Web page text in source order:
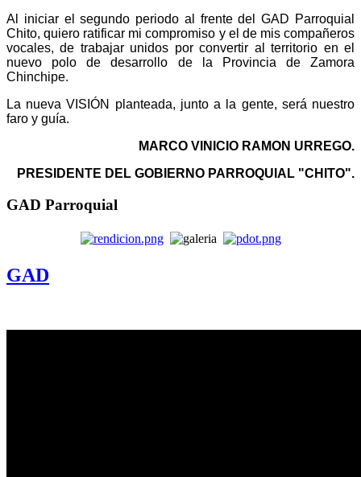
Al iniciar el segundo periodo al frente del GAD Parroquial
Chito, quiero ratificar mi compromiso y el de mis compañeros
vocales, de trabajar unidos por convertir al territorio en el
nuevo polo de desarrollo de la Provincia de Zamora
Chinchipe.
La nueva VISIÓN planteada, junto a la gente, será nuestro
faro y guía.
MARCO VINICIO RAMON URREGO.
PRESIDENTE DEL GOBIERNO PARROQUIAL "CHITO".
GAD Parroquial
GAD